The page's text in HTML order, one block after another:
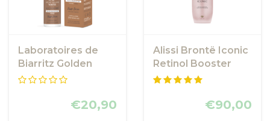
Laboratoires de
Biarritz Golden
Tinted Face
€20,90
Alissi Brontë Iconic
Retinol Booster
Serum
€90,00